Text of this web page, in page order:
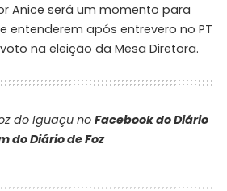
Anice será um momento para
entenderem após entrevero no PT
na eleição da Mesa Diretora.
do Iguaçu no Facebook do Diário
do Diário de Foz